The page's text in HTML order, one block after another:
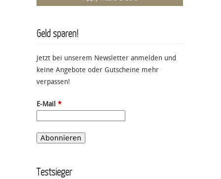
Geld sparen!
Jetzt bei unserem Newsletter anmelden und
keine Angebote oder Gutscheine mehr
verpassen!
E-Mail *
Testsieger